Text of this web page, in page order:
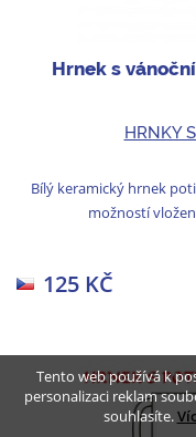
Hrnek s
HRNKY
Bílý keramický hrnek
možností
125 KČ
Tento web používá k
personalizaci reklam
souhlasíte.